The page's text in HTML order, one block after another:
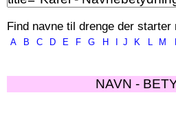
Find navne til drenge der starter
A B C D E F G H J K L M
NAVN -